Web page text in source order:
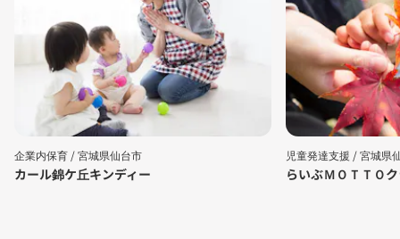
企業内保育 /宮城県仙台市
カール錦ケ丘キンディー
児童発達支援 /宮城県
らいぶＭＯＴＴＯ